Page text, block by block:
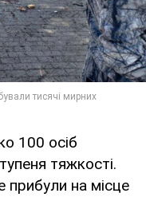
100 осіб
тяжкості.
прибули на місце